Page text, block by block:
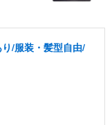
/服装・髪型自由/